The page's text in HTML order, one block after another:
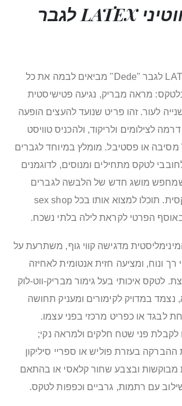
תחתוני חוטיני LATEX לגבר
תחתוני חוטיני LATEX לגבר "Dede" מביאים לבמה את כל
מראה מבריק, נגיעה פטישיסטית
לעור. זהו פריט שנועד להעצים הופעה
לצילומים ולריקוד, ולהכניס טוויסט
מסיבה או פסטיבל. מומלץ במיוחד לגברים
לטקס מתחילים ומנוסים, לדוגמנים
שמחפש מושג חדש של הלבשה לגברים
בסגנון הלבשה סקסית. תוכלו למצוא אותו בכל sex shop
באוסף הפרטי לקראת לילה בלתי נשכח.
מדגישה קווי גוף, משתרעת על
ונוח, ומציעה חזית אנטומית לאחיזה
לטקס איכותי בעל גימור מבריק-ווט-לוק
נצמד במדויק לקימורים ומעניק תחושה
לבגד או כפריט מרכזי בפני עצמו.
פני שטח חלקים ולמראה נקי;
בעזרת פוליש או ספריי סיליקון
מבוקשות ובצבע שחור קלאסי או בהתאם
עם רתמות, גרביים וכפפות לטקס.